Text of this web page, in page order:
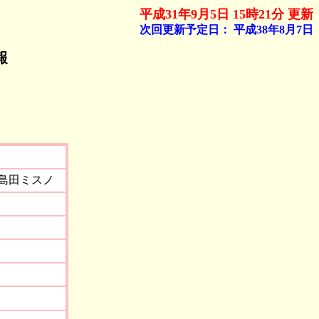
平成31年9月5日 15時21分 更新
次回更新予定日： 平成38年8月7日
田ミスノ